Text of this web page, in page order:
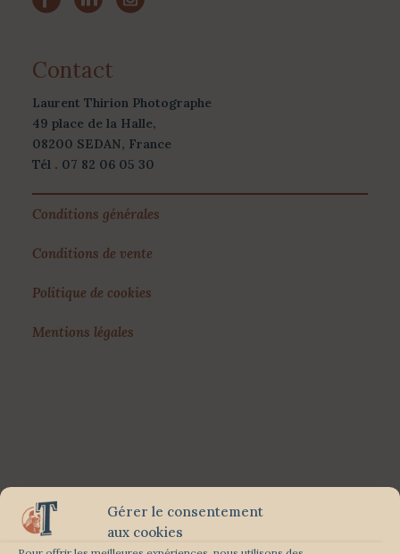
Gérer le consentement
aux cookies
Contact
Laurent Thirion Photographe
49 place de la Halle,
08200 SEDAN, France
Tél . 07 82 06 05 30
Conditions générales
Conditions de vente
Politique de cookies
Mentions légales